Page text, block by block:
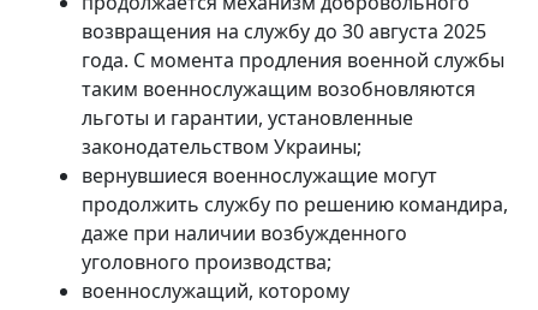
возвращения на службу до 30 августа 2025
года. С момента продления военной службы
таким военнослужащим возобновляются
льготы и гарантии, установленные
законодательством Украины;
вернувшиеся военнослужащие могут
продолжить службу по решению командира,
даже при наличии возбужденного
уголовного производства;
военнослужащий, которому